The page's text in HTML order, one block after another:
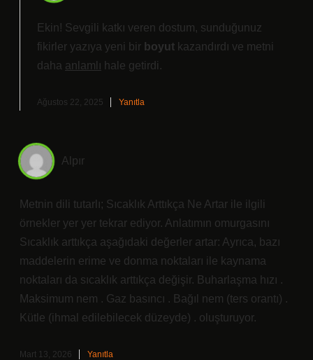
Ekin! Sevgili katkı veren dostum, sunduğunuz
fikirler yazıya yeni bir boyut kazandırdı ve metni
daha anlamlı hale getirdi.
Ağustos 22, 2025 Yanıtla
Alpır
Metnin dili tutarlı; Sıcaklık Arttıkça Ne Artar ile ilgili
örnekler yer yer tekrar ediyor. Anlatımın omurgasını
Sıcaklık arttıkça aşağıdaki değerler artar: Ayrıca, bazı
maddelerin erime ve donma noktaları ile kaynama
noktaları da sıcaklık arttıkça değişir. Buharlaşma hızı .
Maksimum nem . Gaz basıncı . Bağıl nem (ters orantı) .
Kütle (ihmal edilebilecek düzeyde) . oluşturuyor.
Mart 13, 2026 Yanıtla